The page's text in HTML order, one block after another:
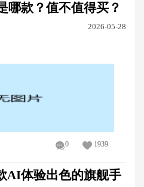
哪款？值不值得买？
2026-05-28
0 1939
AI体验出色的旗舰手